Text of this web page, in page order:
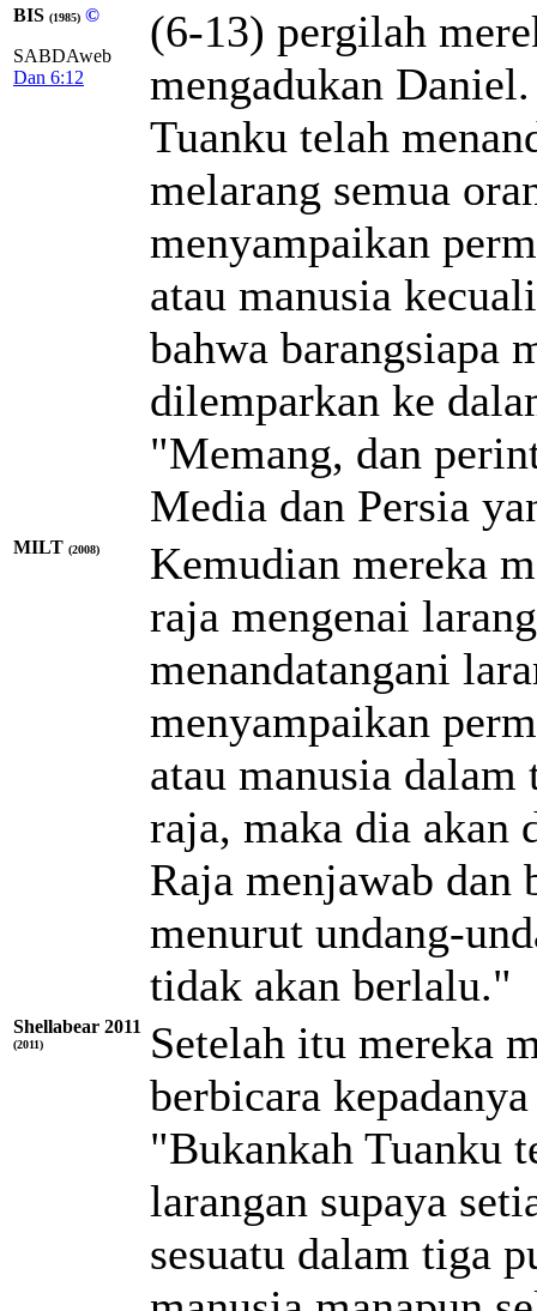
BIS (1985) ©
SABDAweb
Dan 6:12
(6-13) pergilah
mengadukan
Tuanku telah
melarang semua
menyampaikan
atau manusia
bahwa barangsiapa
dilemparkan ke
"Memang, dan
Media dan Persia
MILT (2008)
Kemudian mereka
raja mengenai
menandatangani
menyampaikan
atau manusia
raja, maka dia akan
Raja menjawab
menurut undang-
tidak akan berlalu."
Shellabear 2011
(2011)
Setelah itu mereka
berbicara
"Bukankah Tuanku
larangan supaya
sesuatu dalam tiga